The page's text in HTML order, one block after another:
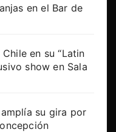
en el Bar de
en su “Latin
show en Sala
su gira por